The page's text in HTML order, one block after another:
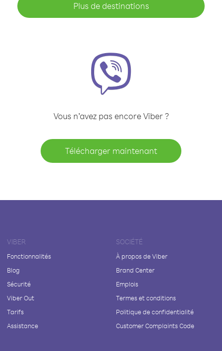
Plus de destinations
Vous n’avez pas encore Viber ?
Télécharger maintenant
VIBER
Fonctionnalités
Blog
Sécurité
Viber Out
Tarifs
Assistance
SOCIÉTÉ
À propos de Viber
Brand Center
Emplois
Termes et conditions
Politique de confidentialité
Customer Complaints Code